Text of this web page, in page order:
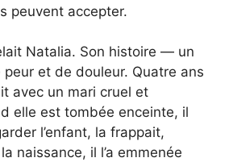
peuvent accepter.
Natalia. Son histoire — un
et de douleur. Quatre ans
avec un mari cruel et
elle est tombée enceinte, il
l’enfant, la frappait,
naissance, il l’a emmenée